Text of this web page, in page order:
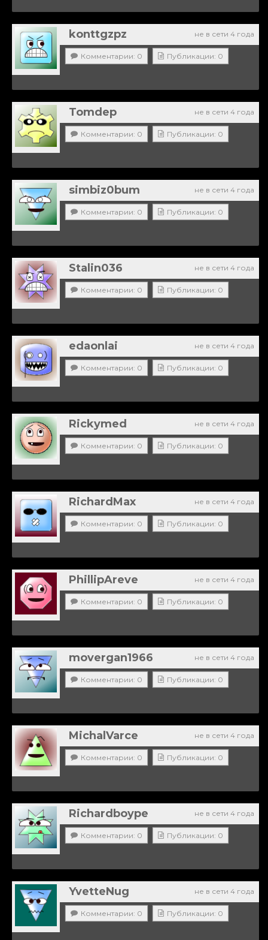
не в сети 4 года
konttgzpz
Комментарии: 0 Публикации: 0
не в сети 4 года
Tomdep
Комментарии: 0 Публикации: 0
не в сети 4 года
simbiz0bum
Комментарии: 0 Публикации: 0
не в сети 4 года
Stalin036
Комментарии: 0 Публикации: 0
не в сети 4 года
edaonlai
Комментарии: 0 Публикации: 0
не в сети 4 года
Rickymed
Комментарии: 0 Публикации: 0
не в сети 4 года
RichardMax
Комментарии: 0 Публикации: 0
не в сети 4 года
PhillipAreve
Комментарии: 0 Публикации: 0
не в сети 4 года
movergan1966
Комментарии: 0 Публикации: 0
не в сети 4 года
MichalVarce
Комментарии: 0 Публикации: 0
не в сети 4 года
Richardboype
Комментарии: 0 Публикации: 0
не в сети 4 года
YvetteNug
Комментарии: 0 Публикации: 0